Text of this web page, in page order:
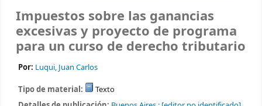
Impuestos sobre las ganancias
excesivas y proyecto de programa
para un curso de derecho tributario
Por: Luqui, Juan Carlos
Tipo de material:
Texto